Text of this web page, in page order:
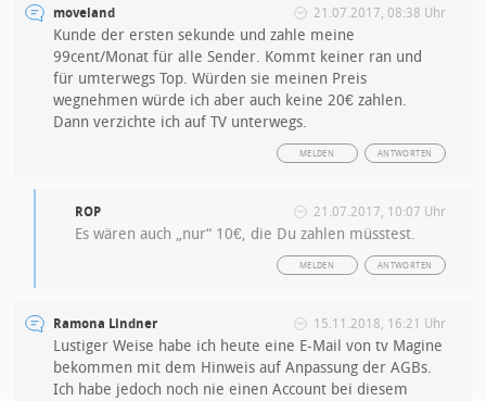
moveland 21.07.2017, 08:38 Uhr
Kunde der ersten sekunde und zahle meine
99cent/Monat für alle Sender. Kommt keiner ran und
für umterwegs Top. Würden sie meinen Preis
wegnehmen würde ich aber auch keine 20€ zahlen.
Dann verzichte ich auf TV unterwegs.
ANTWORTEN
MELDEN
ROP 21.07.2017, 10:07 Uhr
Es wären auch „nur“ 10€, die Du zahlen müsstest.
ANTWORTEN
MELDEN
Ramona Lindner 15.11.2018, 16:21 Uhr
Lustiger Weise habe ich heute eine E-Mail von tv Magine
bekommen mit dem Hinweis auf Anpassung der AGBs.
Ich habe jedoch noch nie einen Account bei diesem